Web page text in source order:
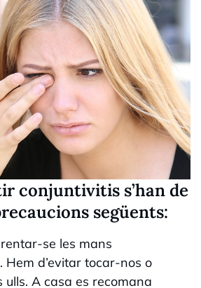
conjuntivitis s’han de
següents:
se les mans
Hem d’evitar tocar-nos o
A casa es recomana